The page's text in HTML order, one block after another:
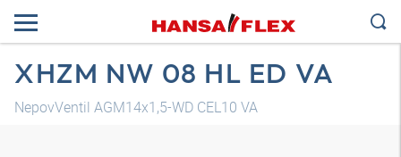
XHZM NW 08 HL ED VA
NepovVentil AGM14x1,5-WD CEL10 VA